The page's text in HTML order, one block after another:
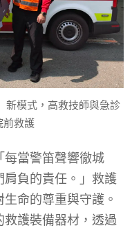
新模式，高救技師與急診
前救護
每當警笛聲響徹城
肩負的責任。」救護
命的尊重與守護。
護裝備器材，透過